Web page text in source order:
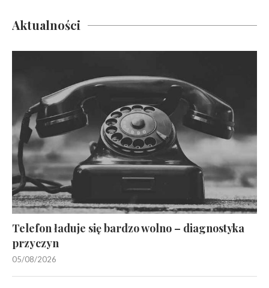
Aktualności
Telefon ładuje się bardzo wolno – diagnostyka
przyczyn
05/08/2026